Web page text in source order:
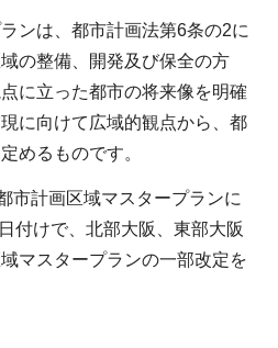
ンは、都市計画法第6条の2に
の整備、開発及び保全の方
に立った都市の将来像を明確
に向けて広域的観点から、都
めるものです。
市計画区域マスタープランに
付けで、北部大阪、東部大阪
マスタープランの一部改定を